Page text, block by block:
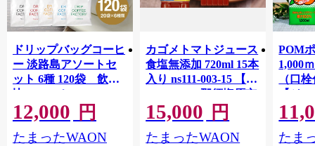
ドリップバッグコーヒ
ー 淡路島アソートセ
ット 6種 120袋 飲み
比べ コーヒー
12,000 円
たまったWAON
カゴメトマトジュース
食塩無添加 720ml 15本
入り ns111-003-15 【
KAGOME 那須塩原市
ギフト トマト 野菜 ジ
ュース 飲料 ドリンク
健康 GABA 血圧 コレ
15,000 円
たまったWAON
POM
1,000
（口
【ジ
Ｍ 爽
ジ 果
ンス
たま